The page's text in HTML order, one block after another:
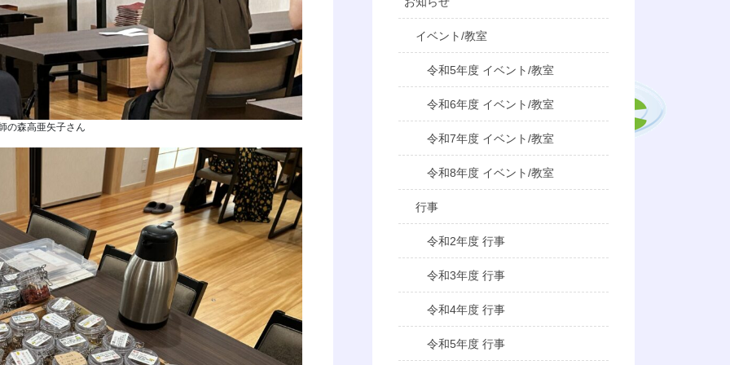
の森高亜矢子さん
イベント/教室
令和5年度 イベント/教室
令和6年度 イベント/教室
令和7年度 イベント/教室
令和8年度 イベント/教室
行事
令和2年度 行事
令和3年度 行事
令和4年度 行事
令和5年度 行事